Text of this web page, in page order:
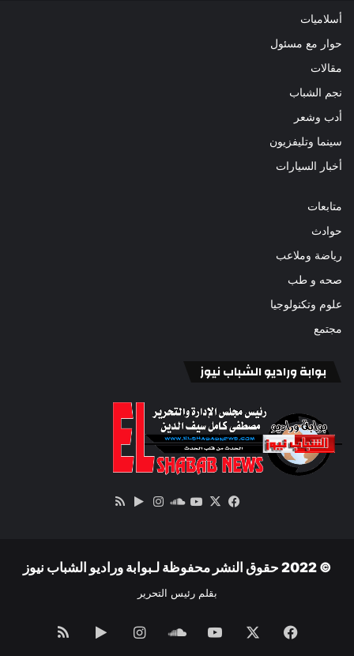
أسلاميات
حوار مع مسئول
مقالات
نجم الشباب
أدب وشعر
سينما وتليفزيون
أخبار السيارات
متابعات
حوادث
رياضة وملاعب
صحه و طب
علوم وتكنولوجيا
مجتمع
بوابة وراديو الشباب نيوز
فيسبوك
‫X
‫YouTube
ساوندانستقرام‏Google
© 2022 حقوق النشر محفوظة لـبوابة وراديو الشباب نيوز
بقلم رئيس التحرير
فيسبوك ‫YouTubeساوندانستقرام‏Googleملخص